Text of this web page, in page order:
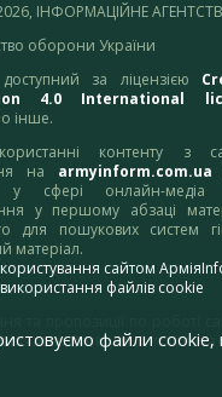
ІНФОРМАЦІЙНЕ
оборони України
за ліцензією
4.0 International
інше.
контенту з
на armyinform.com.ua
у сфері онлайн-
у першому абзаці
для пошукових систем
матеріал.
користування сайтом
файлів cookie
файли cookie,